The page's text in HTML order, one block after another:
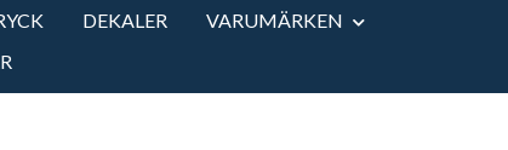
DEKALER
VARUMÄRKEN